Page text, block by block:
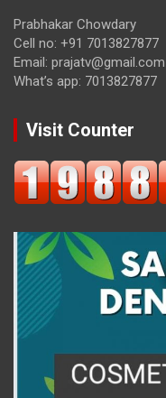
Prabhakar Chowdary
Cell no: +91 7013827877
Email: prajatv@gmail.com
What’s app: 7013827877
Visit Counter